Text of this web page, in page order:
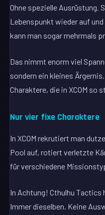
Ohne spezielle Ausrüstung.
Lebenspunkt wieder auf
kann man sogar mehrmals
Das nimmt enorm viel
sondern ein kleines
Charaktere, die in XCOM so
Nur vier fixe Charaktere
In XCOM rekrutiert man
Pool auf, rotiert verletzte
für verschiedene
In Achtung! Cthulhu Tactics
Immer dieselben. Keine